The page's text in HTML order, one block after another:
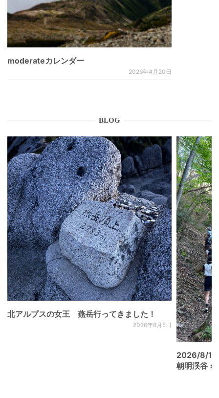
moderateカレンダー
2026年4月20日
BLOG
北アルプスの女王 燕岳行ってきました！
2026年8月5日
2026/8/
朝明渓谷 ×